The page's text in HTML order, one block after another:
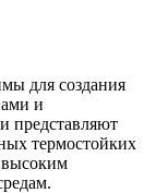
для создания
и
представляют
термостойких
высоким